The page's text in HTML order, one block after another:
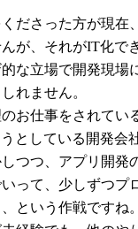
ださった方が現在
が、それがIT化で
な立場で開発現場
れません。
お仕事をされてい
としている開発会
つつ、アプリ開発
って、少しずつプ
という作戦ですね。